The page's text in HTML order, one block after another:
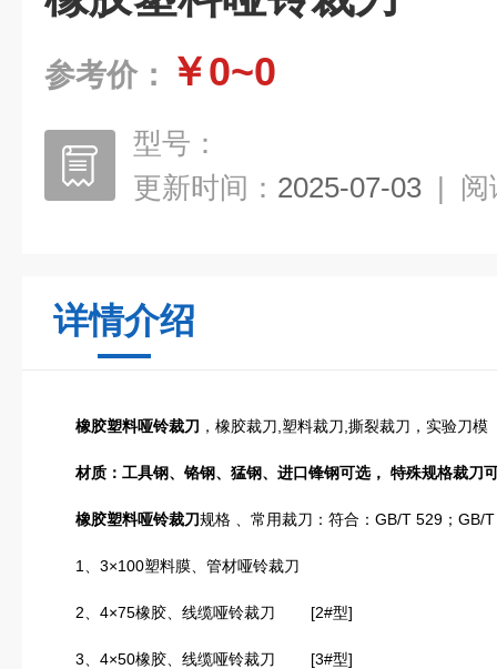
参考价： ￥0~0
型号：
更新时间： 2025-07-03 | 阅
详情介绍
橡胶塑料哑铃裁刀 ，橡胶裁刀,塑料裁刀,撕裂裁刀，实验刀模
材质：工具钢、铬钢、猛钢、进口锋钢可选， 特殊规格裁刀
橡胶塑料哑铃裁刀规格 、常用裁刀：符合：GB/T 529；GB/
1、3×100塑料膜、管材哑铃裁刀
2、4×75橡胶、线缆哑铃裁刀 [2#型]
3、4×50橡胶、线缆哑铃裁刀 [3#型]